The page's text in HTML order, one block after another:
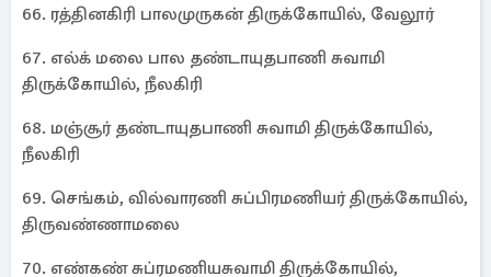
66. ரத்தினகிரி பாலமுருகன் திருக்கோயில், வேலூர்
67. எல்க் மலை பால தண்டாயுதபாணி சுவாமி
திருக்கோயில், நீலகிரி
68. மஞ்சூர் தண்டாயுதபாணி சுவாமி திருக்கோயில்,
நீலகிரி
69. செங்கம், வில்வாரணி சுப்பிரமணியர் திருக்கோயில்,
திருவண்ணாமலை
70. எண்கண் சுப்ரமணியசுவாமி திருக்கோயில்,